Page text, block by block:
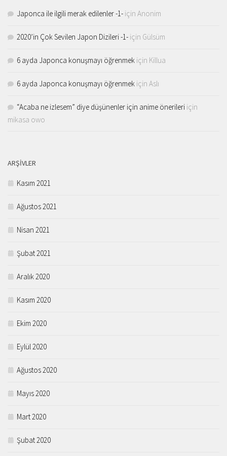
Japonca ile ilgili merak edilenler -1- için Anonim
2020’in Çok Sevilen Japon Dizileri -1- için Gülsüm
6 ayda Japonca konuşmayı öğrenmek için Killua
6 ayda Japonca konuşmayı öğrenmek için Aslı
“Acaba ne izlesem” diye düşünenler için anime önerileri için
mikasa owo
ARŞIVLER
Kasım 2021
Ağustos 2021
Nisan 2021
Şubat 2021
Aralık 2020
Kasım 2020
Ekim 2020
Eylül 2020
Ağustos 2020
Mayıs 2020
Mart 2020
Şubat 2020